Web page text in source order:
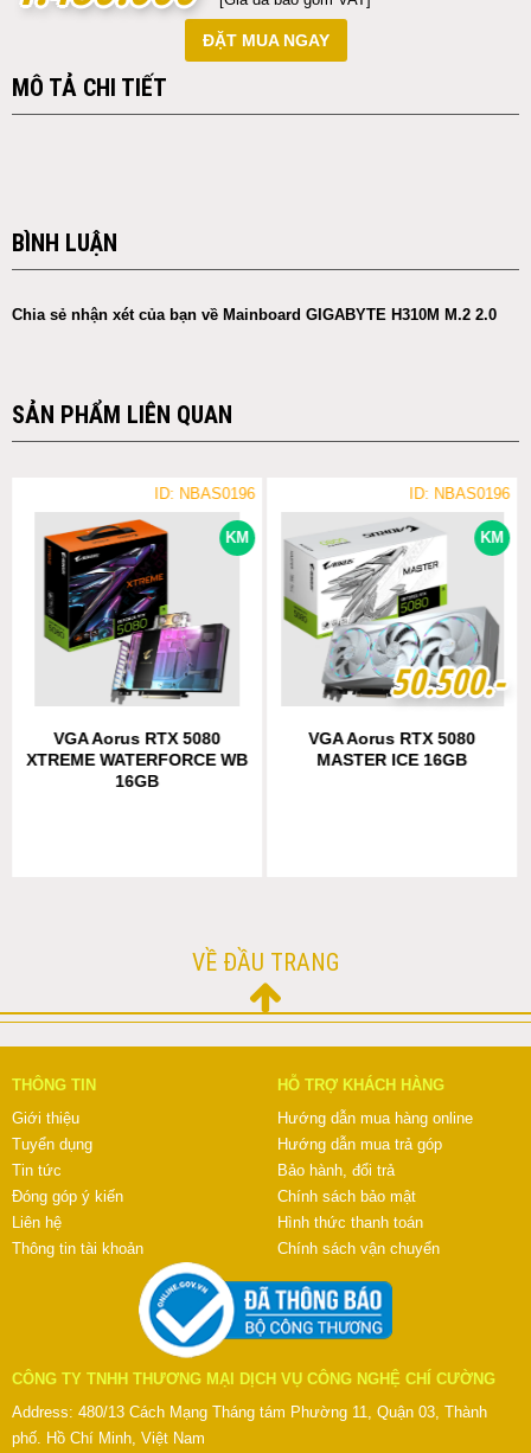
ĐẶT MUA NGAY
MÔ TẢ CHI TIẾT
BÌNH LUẬN
Chia sẻ nhận xét của bạn về Mainboard GIGABYTE H310M M.2 2.0
SẢN PHẨM LIÊN QUAN
KM
ID: NBAS0196
VGA Aorus RTX 5080
XTREME WATERFORCE WB
16GB
KM
ID: NBAS0196
50.500.-
50.500.-
VGA Aorus RTX 5080
MASTER ICE 16GB
VỀ ĐẦU TRANG
THÔNG TIN
Giới thiệu
Tuyển dụng
Tin tức
Đóng góp ý kiến
Liên hệ
Thông tin tài khoản
HỖ TRỢ KHÁCH HÀNG
Hướng dẫn mua hàng online
Hướng dẫn mua trả góp
Bảo hành, đổi trả
Chính sách bảo mật
Hình thức thanh toán
Chính sách vận chuyển
CÔNG TY TNHH THƯƠNG MẠI DỊCH VỤ CÔNG NGHỆ CHÍ CƯỜNG
Address: 480/13 Cách Mạng Tháng tám Phường 11, Quận 03, Thành
phố. Hồ Chí Minh, Việt Nam